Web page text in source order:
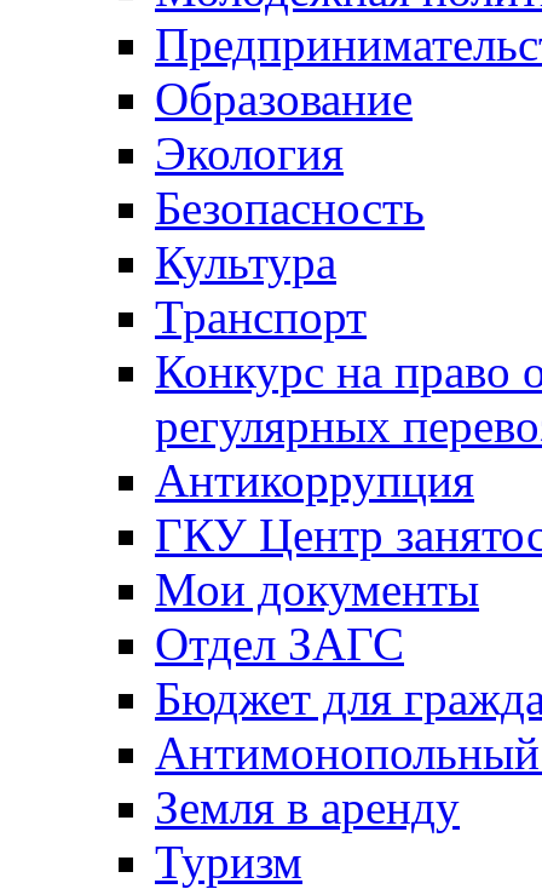
Образование
Экология
Безопасность
Культура
Транспорт
Конкурс на право
регулярных
Антикоррупция
ГКУ Центр
Мои документы
Отдел ЗАГС
Бюджет для
Антимонопольный
Земля в аренду
Туризм